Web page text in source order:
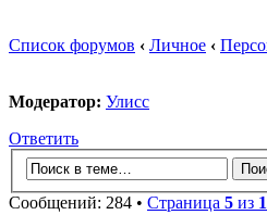
Список форумов ‹ Личное ‹
Модератор: Улисс
Ответить
Сообщений: 284 • Страница 5 из